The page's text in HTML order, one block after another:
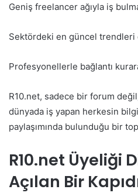
Geniş freelancer ağıyla iş
Sektördeki en güncel trendleri
Profesyonellerle bağlantı
R10.net, sadece bir forum
dünyada iş yapan herkesin
paylaşımında bulunduğu bir
R10.net Üyeliği
Açılan Bir